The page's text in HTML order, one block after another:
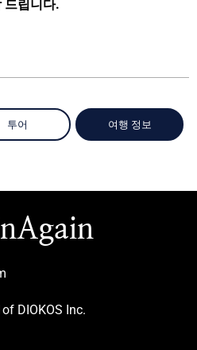
드립니다.
투어 여행 정보
DIOKOS Inc.